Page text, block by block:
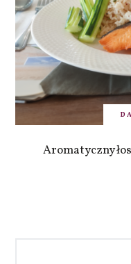
Aromatyczny